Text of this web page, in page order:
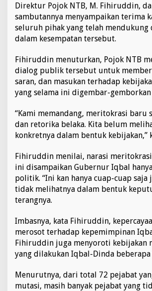
D
i
n
d
S
o
l
u
s
B
i
r
k
r
a
s
i
u
G
i
m
P
o
Direktur Pojok NTB, M. Fihiruddin,
sambutannya menyampaikan terima
seluruh pihak yang telah mendukung
dalam kesempatan tersebut.
Fihiruddin menuturkan, Pojok NTB
dialog publik tersebut untuk
saran, dan masukan terhadap
yang selama ini digembar-
“Kami memandang, meritokrasi baru
dan retorika belaka. Kita belum
konkretnya dalam bentuk kebijakan,”
Fihiruddin menilai, narasi meritokrasi
ini disampaikan Gubernur Iqbal
politik. “Ini kan hanya cuap-cuap saja
tidak melihatnya dalam bentuk
terangnya.
Imbasnya, kata Fihiruddin,
merosot terhadap kepemimpinan
Fihiruddin juga menyoroti kebijakan
yang dilakukan Iqbal-Dinda
Menurutnya, dari total 72 pejabat
mutasi, masih banyak pejabat yang